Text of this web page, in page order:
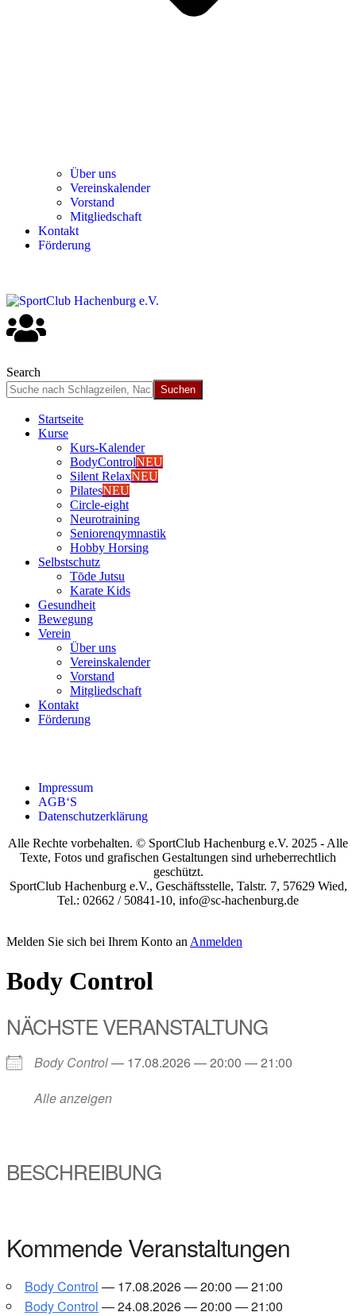
Über uns
Ver­einska­len­der
Vor­stand
Mit­glied­schaft
Kon­takt
För­de­rung
Search
Start­sei­te
Kur­se
Kurs-Kalen­­der
Body­Con­trolNEU
Silent RelaxNEU
Pila­tesNEU
Cir­cle-eight
Neu­ro­trai­ning
Senio­ren­qym­nas­tik
Hob­by Hor­sing
Selbst­schutz
Tōde Jutsu
Kara­te Kids
Gesund­heit
Bewe­gung
Ver­ein
Über uns
Ver­einska­len­der
Vor­stand
Mit­glied­schaft
Kon­takt
För­de­rung
Impres­sum
AGB‘S
Daten­schutz­er­klä­rung
Alle Rechte vorbehalten. © SportClub Hachenburg e.V. 2025 - Alle
Texte, Fotos und grafischen Gestaltungen sind urheberrechtlich
geschützt.
SportClub Hachenburg e.V., Geschäftsstelle, Talstr. 7, 57629 Wied,
Tel.: 02662 / 50841-10, info@sc-hachenburg.de
Melden Sie sich bei Ihrem Konto an Anmelden
Body Con­trol
NÄCHS­TE VER­AN­STAL­TUNG
Body Con­trol— 17.08.2026 — 20:00 — 21:00
Alle anzei­gen
BESCHREI­BUNG
Kom­men­de Ver­an­stal­tun­gen
Body Con­trol — 17.08.2026 — 20:00 — 21:00
Body Con­trol — 24.08.2026 — 20:00 — 21:00